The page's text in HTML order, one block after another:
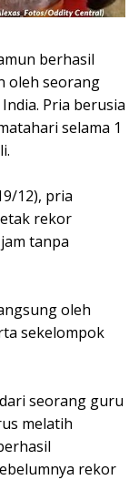
berhasil
oleh seorang
Pria berusia
selama 1
12), pria
rekor
tanpa
oleh
sekelompok
seorang guru
melatih
rekor